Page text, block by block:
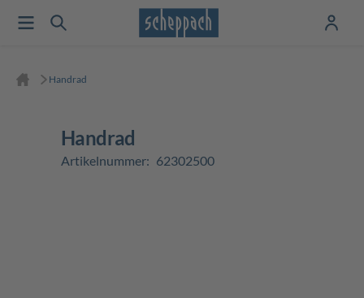
Handrad
Handrad
Artikelnummer: 62302500